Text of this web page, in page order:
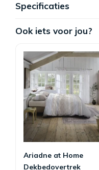
Specificaties
Ook iets voor jou?
Ariadne at Home
Dekbedovertrek